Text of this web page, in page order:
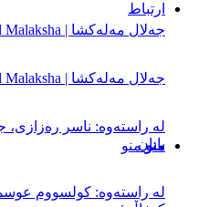
ارتباط
منو منو
جەلال مەلەكشا | Jalal Malaksha | جلال ملکشا
جەلال مەلەكشا | Jalal Malaksha | جلال ملکشا
له‌ راسته‌وه‌: ناسر
بابان
له‌ راسته‌وه‌: کولسووم